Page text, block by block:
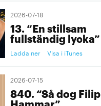
2026-07-18
13. “En stillsam
fullständig lycka”
Ladda ner Visa i iTunes
2026-07-15
840. “Så dog Filip